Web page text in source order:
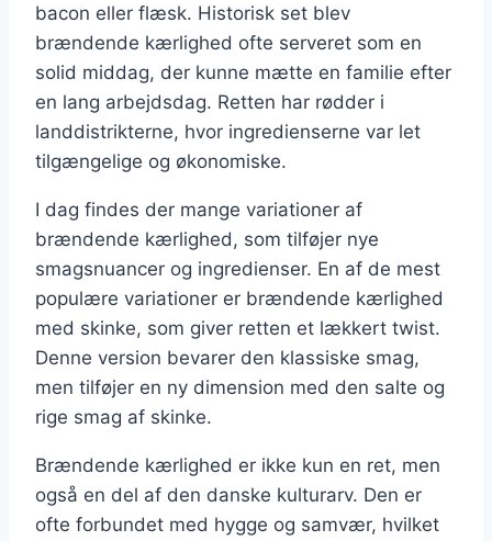
bacon eller flæsk. Historisk set blev
brændende kærlighed ofte serveret som en
solid middag, der kunne mætte en familie efter
en lang arbejdsdag. Retten har rødder i
landdistrikterne, hvor ingredienserne var let
tilgængelige og økonomiske.
I dag findes der mange variationer af
brændende kærlighed, som tilføjer nye
smagsnuancer og ingredienser. En af de mest
populære variationer er brændende kærlighed
med skinke, som giver retten et lækkert twist.
Denne version bevarer den klassiske smag,
men tilføjer en ny dimension med den salte og
rige smag af skinke.
Brændende kærlighed er ikke kun en ret, men
også en del af den danske kulturarv. Den er
ofte forbundet med hygge og samvær, hvilket